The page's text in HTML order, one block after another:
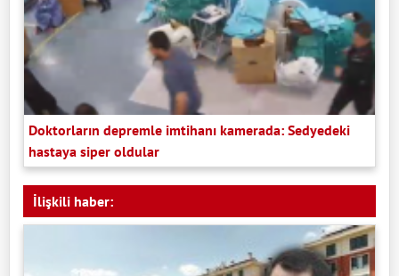
Doktorların depremle imtihanı kamerada: Sedyedeki
hastaya siper oldular
İlişkili haber: